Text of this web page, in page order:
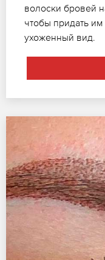
волоски бровей
чтобы придать
ухоженный вид.